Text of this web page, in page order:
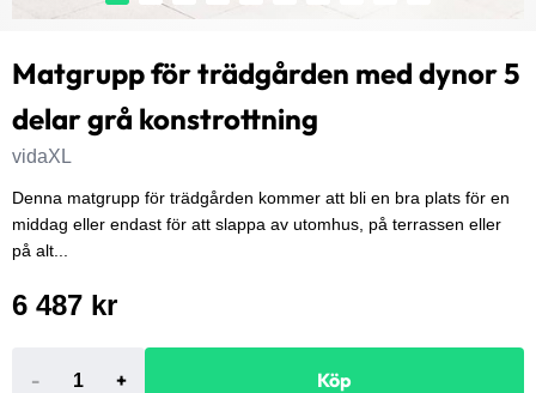
Matgrupp för trädgården med dynor 5
delar grå konstrottning
vidaXL
Denna matgrupp för trädgården kommer att bli en bra plats för en
middag eller endast för att slappa av utomhus, på terrassen eller
på alt...
6 487 kr
- + Köp